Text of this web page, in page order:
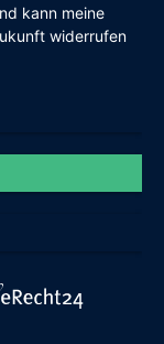
kann meine
widerrufen